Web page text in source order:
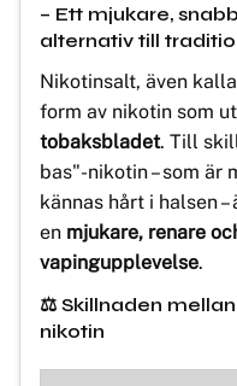
– Ett mjukare,
alternativ till
Nikotinsalt, även
form av nikotin som
tobaksbladet. Till
bas"-nikotin – som är
kännas hårt i halsen
en mjukare, renare
vapingupplevelse.
⚖️ Skillnaden
nikotin